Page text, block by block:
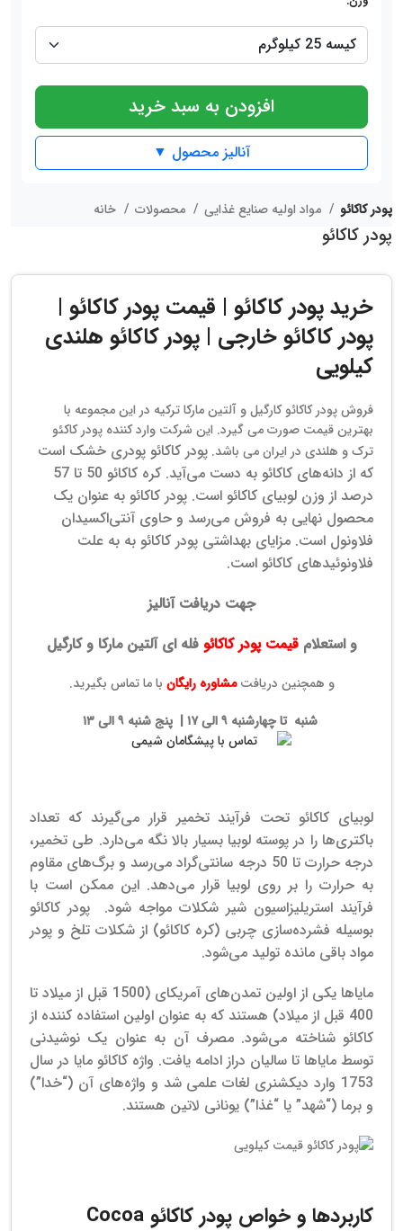
افزودن به سبد خرید
آنالیز محصول ▼
پودر کاکائو
پودر کاکائو
خرید پودر کاکائو | قیمت پودر کاکائو |
پودر کاکائو خارجی | پودر کاکائو هلندی
کیلویی
فروش پودر کاکائو کارگیل و آلتین مارکا ترکیه در این مجموعه با
بهترین قیمت صورت می گیرد. این شرکت وارد کننده پودر کاکئو
ترک و هلندی در ایران می باشد. پودر کاکائو پودری خشک است
که از دانه‌های کاکائو به دست می‌آید.
کره کاکائو 50 تا 57
درصد از وزن لوبیای کاکائو است. پودر کاکائو به عنوان یک
محصول نهایی به فروش می‌رسد و حاوی آنتی‌اکسیدان
فلاونول است. مزایای بهداشتی پودر کاکائو به به علت
فلاونوئیدهای کاکائو است.
جهت دریافت آنالیز
و استعلامقیمت پودر کاکائو فله ای آلتین مارکا و کارگیل
و همچنین دریافت مشاوره رایگان با ما تماس بگیرید.
شنبه تا چهارشنبه ۹ الی ۱۷ | پنج شنبه ۹ الی ۱۳
لوبیای کاکائو تحت فرآیند تخمیر قرار می‌گیرند که تعداد
باکتری‌ها را در پوسته لوبیا بسیار بالا نگه می‌دارد. طی تخمیر،
درجه حرارت تا 50 درجه سانتی‌گراد می‌رسد و برگ‌های مقاوم
به حرارت را بر روی لوبیا قرار می‌دهد. این ممکن است با
فرآیند استریلیزاسیون شیر شکلات مواجه شود.
پودر کاکائو
بوسیله فشرده‌سازی چربی (کره کاکائو) از شکلات تلخ و پودر
مواد باقی مانده تولید می‌شود.
مایاها یکی از اولین تمدن‌های آمریکای (1500 قبل از میلاد تا
400 قبل از میلاد) هستند که به عنوان اولین استفاده کننده از
کاکائو شناخته می‌شود. مصرف آن به عنوان یک نوشیدنی
توسط مایاها تا سالیان دراز ادامه یافت. واژه کاکائو مایا در سال
1753 وارد دیکشنری لغات علمی شد و واژه‌های آن (“خدا”)
و برما (“شهد” یا “غذا”) یونانی لاتین هستند.
کاربردها و خواص پودر کاکائو Cocoa